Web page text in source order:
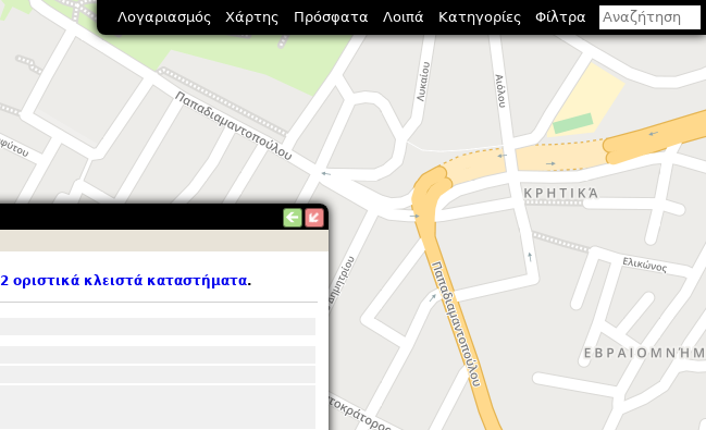
2 οριστικά κλειστά καταστήματα.
Λογαριασμός Χάρτης Πρόσφατα Λοιπά Κατηγορίες Φίλτρα